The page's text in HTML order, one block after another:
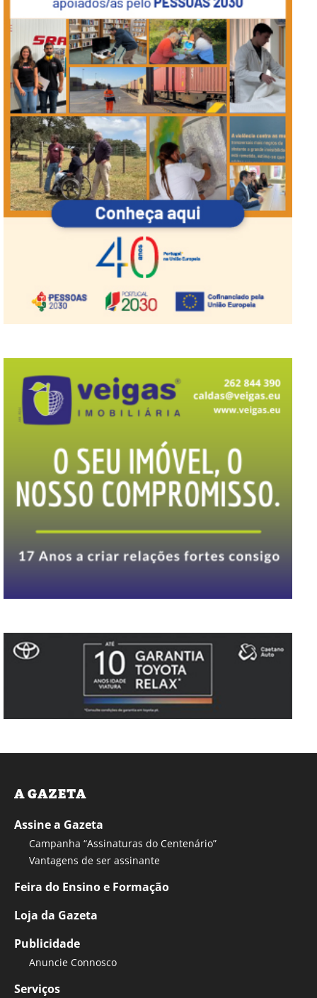
A GAZETA
Assine a Gazeta
Campanha “Assinaturas do Centenário”
Vantagens de ser assinante
Feira do Ensino e Formação
Loja da Gazeta
Publicidade
Anuncie Connosco
Serviços